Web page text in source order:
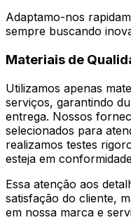
Adaptamo-nos
sempre buscando
Materiais de
Utilizamos apenas
serviços, garantindo
entrega. Nossos
selecionados para
realizamos testes
esteja em
Essa atenção aos
satisfação do cliente,
em nossa marca e